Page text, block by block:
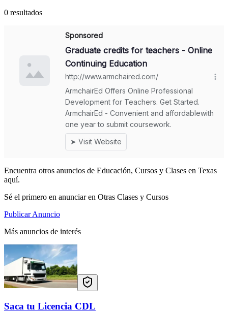
0 resultados
Encuentra otros anuncios de Educación, Cursos y Clases en Texas
aquí.
Sé el primero en anunciar en Otras Clases y Cursos
Publicar Anuncio
Más anuncios de interés
Saca tu Licencia CDL